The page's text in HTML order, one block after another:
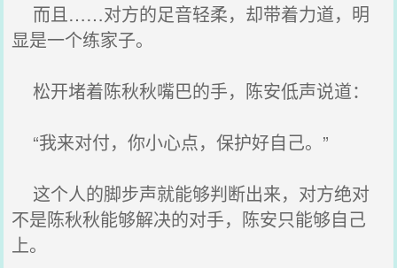
而且……对方的足音轻柔，却带着力道，明
显是一个练家子。
松开堵着陈秋秋嘴巴的手，陈安低声说道：
“我来对付，你小心点，保护好自己。”
这个人的脚步声就能够判断出来，对方绝对
不是陈秋秋能够解决的对手，陈安只能够自己
上。